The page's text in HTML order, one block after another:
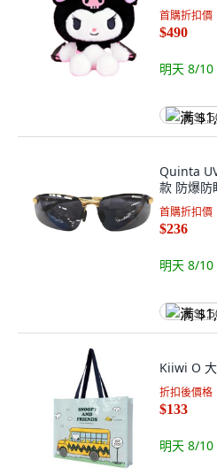
首購折扣價
$490
明天 8/10
满
Quinta
款 防爆防
首購折扣價
$236
明天 8/10
满
Kiiwi O
折扣後價格
$133
明天 8/10